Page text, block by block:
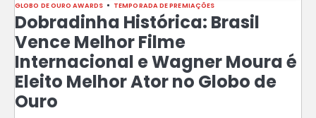
GLOBO DE OURO AWARDS TEMPORADA DE PREMIAÇÕES
Dobradinha Histórica: Brasil
Vence Melhor Filme
Internacional e Wagner Moura é
Eleito Melhor Ator no Globo de
Ouro